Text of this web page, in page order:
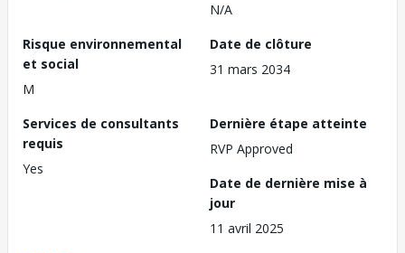
N/A
Risque environnemental
et social
M
Date de clôture
31 mars 2034
Services de consultants
requis
Yes
Dernière étape atteinte
RVP Approved
Date de dernière mise à
jour
11 avril 2025